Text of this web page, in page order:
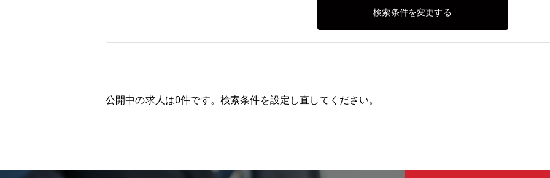
検索条件を変更する
公開中の求人は0件です。検索条件を設定し直してください。